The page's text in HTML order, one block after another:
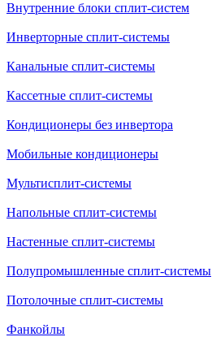
Внутренние блоки сплит-систем
Инверторные сплит-системы
Канальные сплит-системы
Кассетные сплит-системы
Кондиционеры без инвертора
Мобильные кондиционеры
Мультисплит-системы
Напольные сплит-системы
Настенные сплит-системы
Полупромышленные сплит-системы
Потолочные сплит-системы
Фанкойлы